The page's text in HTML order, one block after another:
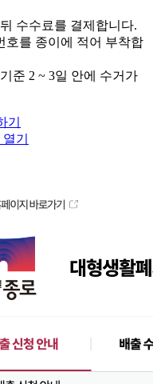
수수료를 결제합니다.
호를 종이에 적어 부착합
준 2 ~ 3일 안에 수거가
기
기